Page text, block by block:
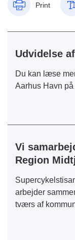
Print
Udvidelse
Du kan læse
Aarhus Havn på
Vi
Region
arbejder
tværs af